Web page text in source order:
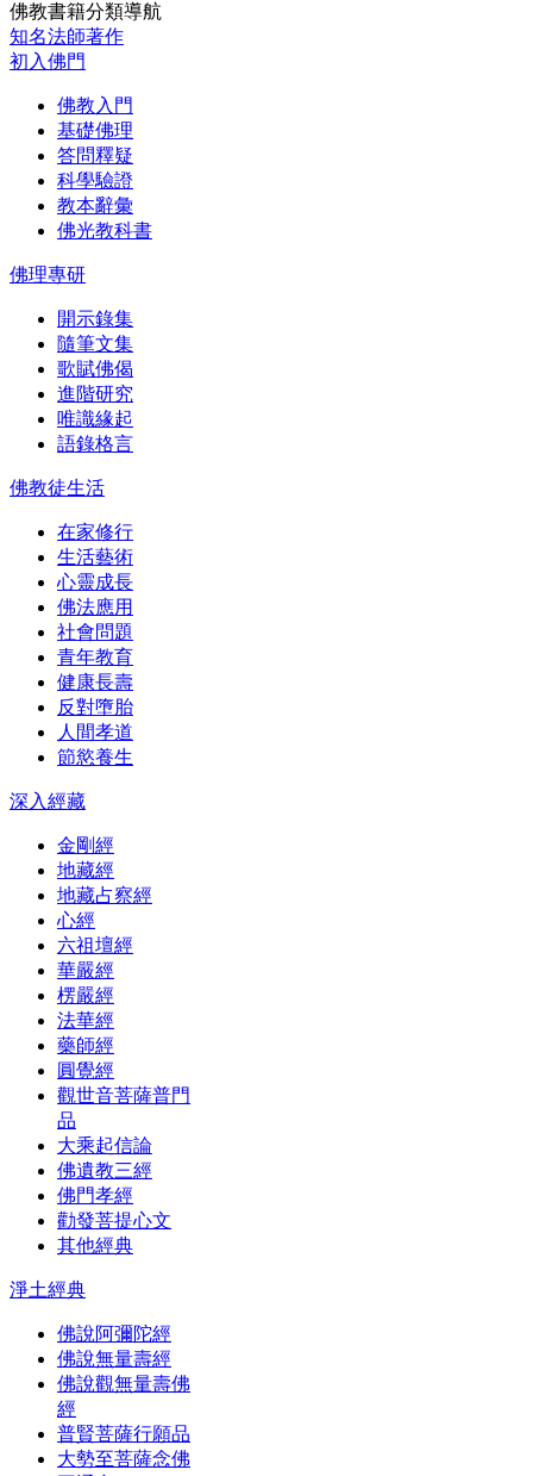
佛教書籍分類導航
知名法師著作
初入佛門
佛教入門
基礎佛理
答問釋疑
科學驗證
教本辭彙
佛光教科書
佛理專研
開示錄集
隨筆文集
歌賦佛偈
進階研究
唯識緣起
語錄格言
佛教徒生活
在家修行
生活藝術
心靈成長
佛法應用
社會問題
青年教育
健康長壽
反對墮胎
人間孝道
節慾養生
深入經藏
金剛經
地藏經
地藏占察經
心經
六祖壇經
華嚴經
楞嚴經
法華經
藥師經
圓覺經
觀世音菩薩普門
品
大乘起信論
佛遺教三經
佛門孝經
勸發菩提心文
其他經典
淨土經典
佛說阿彌陀經
佛說無量壽經
佛說觀無量壽佛
經
普賢菩薩行願品
大勢至菩薩念佛